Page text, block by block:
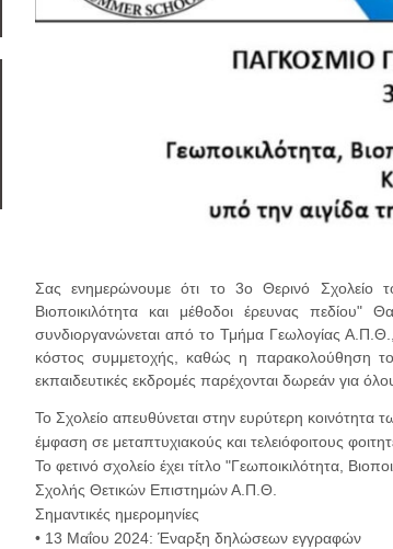
Σας ενημερώνουμε ότι το 3ο Θερινό Σχολείο
Βιοποικιλότητα και μέθοδοι έρευνας
συνδιοργανώνεται από το Τμήμα Γεωλογίας
κόστος συμμετοχής, καθώς η παρακολούθηση
εκπαιδευτικές εκδρομές παρέχονται δωρεάν για
Το Σχολείο απευθύνεται στην ευρύτερη κοινότητα
έμφαση σε μεταπτυχιακούς και τελειόφοιτους
Το φετινό σχολείο έχει τίτλο "Γεωποικιλότητα,
Σχολής Θετικών Επιστημών Α.Π.Θ.
Σημαντικές ημερομηνίες
• 13 Μαΐου 2024: Έναρξη δηλώσεων εγγραφών